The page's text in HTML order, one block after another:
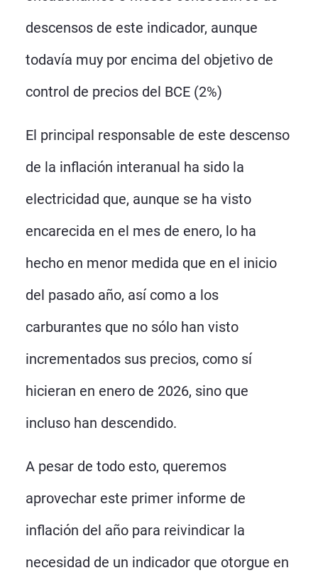
descensos de este indicador, aunque
todavía muy por encima del objetivo de
control de precios del BCE (2%)
El principal responsable de este descenso
de la inflación interanual ha sido la
electricidad que, aunque se ha visto
encarecida en el mes de enero, lo ha
hecho en menor medida que en el inicio
del pasado año, así como a los
carburantes que no sólo han visto
incrementados sus precios, como sí
hicieran en enero de 2026, sino que
incluso han descendido.
A pesar de todo esto, queremos
aprovechar este primer informe de
inflación del año para reivindicar la
necesidad de un indicador que otorgue en